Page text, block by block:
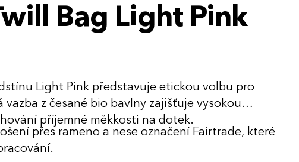
Bag Light Pink
Light Pink představuje etickou volbu pro
vazba z česané bio bavlny zajišťuje vysokou
příjemné měkkosti na dotek.
přes rameno a nese označení Fairtrade, které